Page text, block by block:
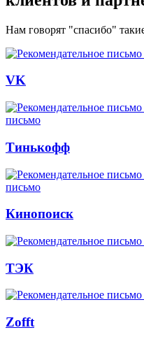
Нам говорят "спасибо"
VK
письмо
Тинькофф
письмо
Кинопоиск
ТЭК
Zofft